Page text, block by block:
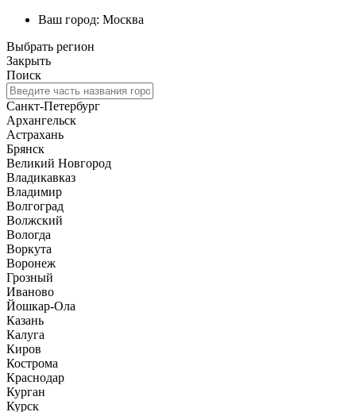
Ваш город: Москва
Выбрать регион
Закрыть
Поиск
Санкт-Петербург
Архангельск
Астрахань
Брянск
Великий Новгород
Владикавказ
Владимир
Волгоград
Волжский
Вологда
Воркута
Воронеж
Грозный
Иваново
Йошкар-Ола
Казань
Калуга
Киров
Кострома
Краснодар
Курган
Курск